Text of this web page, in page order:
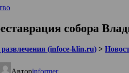
собора
(infoce-klin.ru) >
Авторinformer